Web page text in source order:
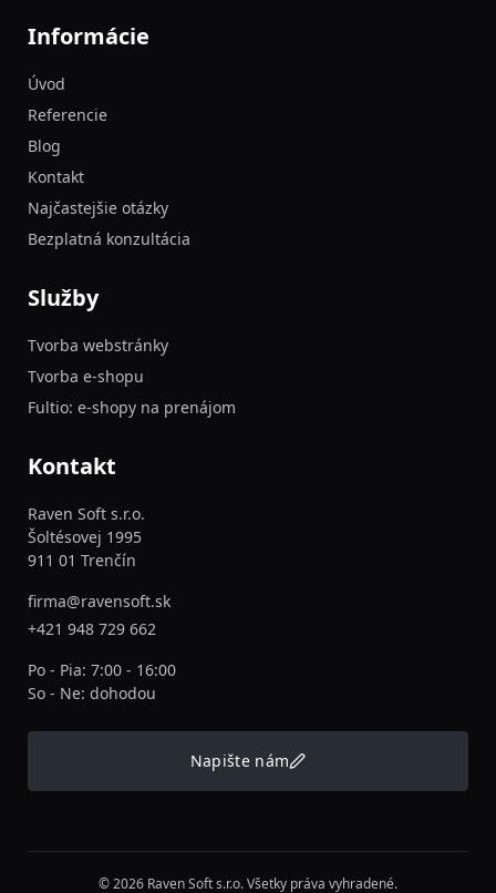
Informácie
Úvod
Referencie
Blog
Kontakt
Najčastejšie otázky
Bezplatná konzultácia
Služby
Tvorba webstránky
Tvorba e-shopu
Fultio: e-shopy na prenájom
Kontakt
Raven Soft s.r.o.
Šoltésovej 1995
911 01 Trenčín
firma@ravensoft.sk
+421 948 729 662
Po - Pia: 7:00 - 16:00
So - Ne: dohodou
Napište nám
© 2026 Raven Soft s.r.o. Všetky práva vyhradené.